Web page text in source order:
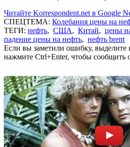
Читайте Korrespondent.net в Google
СПЕЦТЕМА: Колебания цены на
ТЕГИ: нефть, США, Китай, цены
падение цены на нефть, нефть brent
Если вы заметили ошибку, выделите
нажмите Ctrl+Enter, чтобы сообщить